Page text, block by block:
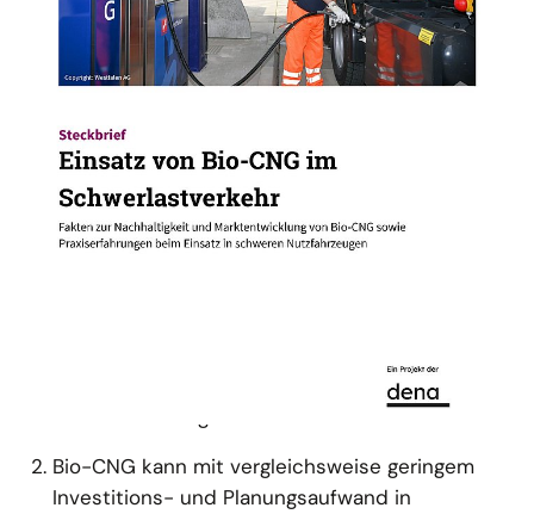
Bio-CNG im Alltag
In der Logistik braucht es praktikable Lösungen für
Bio-CNG ist bereits heute als alternativer
Bio-CNG kann mit vergleichsweise geringem
Investitions- und Planungsaufwand in